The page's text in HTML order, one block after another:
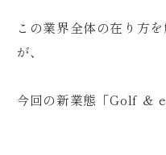
この業界全体の在り方
が、
今回の新業態「Golf ＆